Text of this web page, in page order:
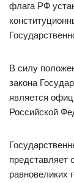
флага РФ
В силу
закона
является
Российской
представляет
равновеликих